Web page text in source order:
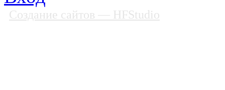
Создание сайтов — HFStudio